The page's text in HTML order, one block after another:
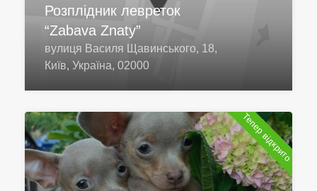
Розплідник левреток
“Zabava Znaty”
вулиця Василя Щавинського, 18,
Київ, Україна, 02000
Тепер відкрито